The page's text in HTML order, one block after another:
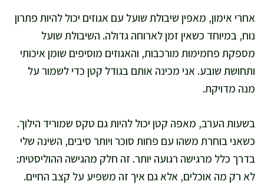
אחרי אימון, מאפין שיבולת שועל עם אגוזים יכול להיות פתרון
נוח, במיוחד כשאין זמן לארוחה גדולה. השיבולת שועל
מספקת פחמימות מורכבות, והאגוזים מוסיפים שומן איכותי
ותחושת שובע. אני מכינה אותם בגודל קטן כדי לשמור על
מנה מדויקת.
בשעות הערב, מאפה קטן יכול להיות גם טקס שמוריד הילוך.
כשאני בוחרת משהו עם פחות סוכר ויותר סיבים, השינה שלי
בדרך כלל מרגישה רגועה יותר. זה חלק מהגישה ההוליסטית:
לא רק מה אוכלים, אלא גם איך זה משפיע על קצב החיים.